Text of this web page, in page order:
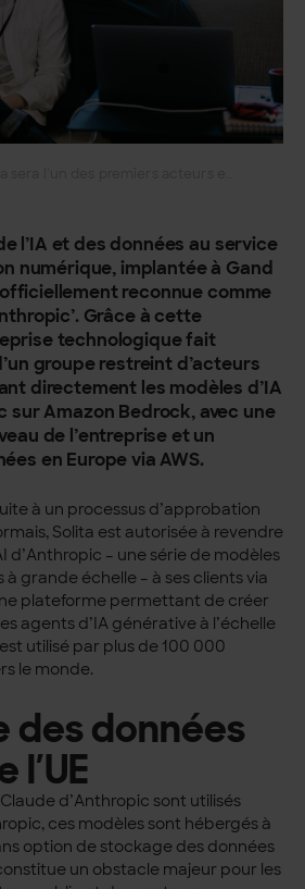
l’IA et des données au service
numérique, implantée à Gand
reconnue comme
Grâce à cette
technologique fait
groupe restreint d’acteurs
directement les modèles d’IA
sur Amazon Bedrock, avec une
de l’entreprise et un
en Europe via AWS.
à un processus d’approbation
Solita est autorisée à revendre
d’Anthropic – une série de modèles
grande échelle – à ses clients via
plateforme permettant de créer
agents d’IA générative à l’échelle
utilisé par plus de 100 000
le monde.
des données
l’UE
d’Anthropic sont utilisés
ces modèles sont hébergés à
option de stockage des données
un obstacle majeur pour les